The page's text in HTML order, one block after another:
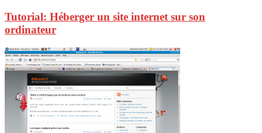
Tutorial: Héberger un site internet sur son
ordinateur